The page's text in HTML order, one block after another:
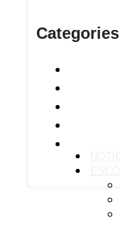
Categories